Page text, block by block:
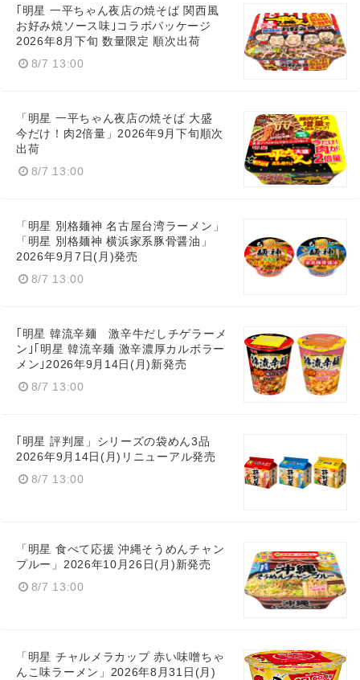
｢明星 一平ちゃん夜店の焼そば 関西風
お好み焼ソース味｣コラボパッケージ
2026年8月下旬 数量限定 順次出荷
8/7 13:00
「明星 一平ちゃん夜店の焼そば 大盛
今だけ！肉2倍量」2026年9月下旬順次
出荷
8/7 13:00
「明星 別格麺神 名古屋台湾ラーメン」
「明星 別格麺神 横浜家系豚骨醤油」
2026年9月7日(月)発売
8/7 13:00
｢明星 韓流辛麺 激辛牛だしチゲラーメ
ン｣｢明星 韓流辛麺 激辛濃厚カルボラー
メン｣2026年9月14日(月)新発売
8/7 13:00
｢明星 評判屋」シリーズの袋めん3品
2026年9月14日(月)リニューアル発売
8/7 13:00
「明星 食べて応援 沖縄そうめんチャン
プルー」2026年10月26日(月)新発売
8/7 13:00
「明星 チャルメラカップ 赤い味噌ちゃ
んこ味ラーメン」2026年8月31日(月)